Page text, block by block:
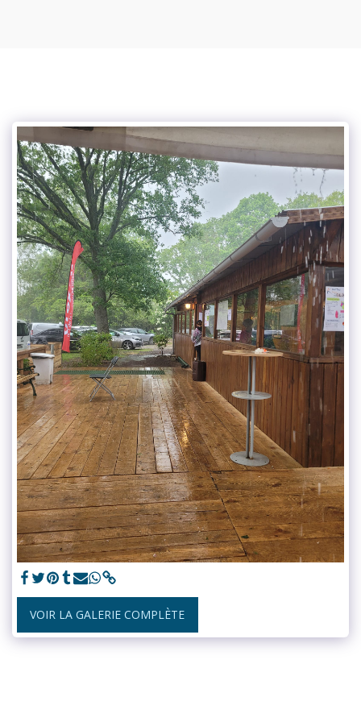
VOIR LA GALERIE COMPLÈTE